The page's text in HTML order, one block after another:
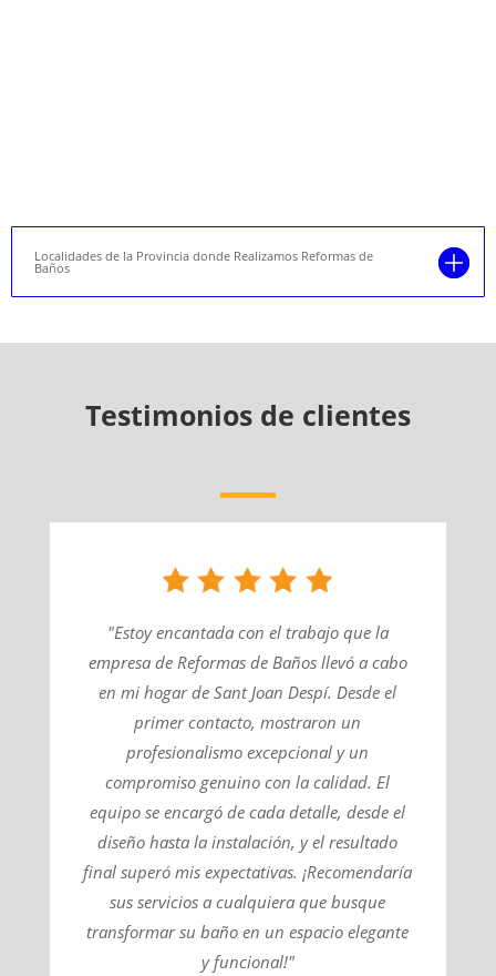
Localidades de la Provincia donde Realizamos Reformas de
Baños
Testimonios de clientes
"Estoy encantada con el trabajo que la
empresa de Reformas de Baños llevó a cabo
en mi hogar de Sant Joan Despí. Desde el
primer contacto, mostraron un
profesionalismo excepcional y un
compromiso genuino con la calidad. El
equipo se encargó de cada detalle, desde el
diseño hasta la instalación, y el resultado
final superó mis expectativas. ¡Recomendaría
sus servicios a cualquiera que busque
transformar su baño en un espacio elegante
y funcional!"